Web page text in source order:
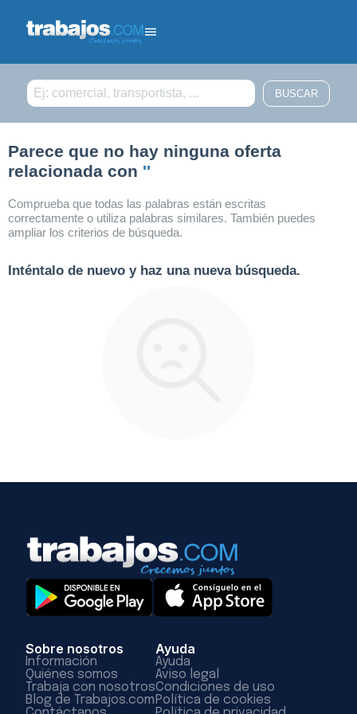
Parece que no hay ninguna oferta
relacionada con ''
Comprueba que todas las palabras están escritas
correctamente o utiliza palabras similares. También puedes
ampliar los criterios de búsqueda.
Inténtalo de nuevo y haz una nueva búsqueda.
Sobre nosotros
Información
Quiénes somos
Trabaja con nosotros
Blog de Trabajos.com
Ayuda
Ayuda
Aviso legal
Condiciones de uso
Política de cookies